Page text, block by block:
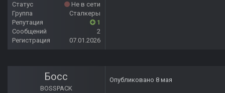
Статус
Не в сети
Группа
Сталкеры
Репутация
1
Сообщений
2
Регистрация
07.01.2026
Босс
BOSSPACK
Опубликовано 8 мая